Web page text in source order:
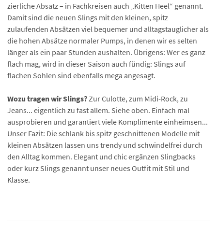
zierliche Absatz – in Fachkreisen auch „Kitten Heel“ genannt.
Damit sind die neuen Slings mit den kleinen, spitz
zulaufenden Absätzen viel bequemer und alltagstauglicher als
die hohen Absätze normaler Pumps, in denen wir es selten
länger als ein paar Stunden aushalten. Übrigens: Wer es ganz
flach mag, wird in dieser Saison auch fündig: Slings auf
flachen Sohlen sind ebenfalls mega angesagt.
Wozu tragen wir Slings? Zur Culotte, zum Midi-Rock, zu
Jeans... eigentlich zu fast allem. Siehe oben. Einfach mal
ausprobieren und garantiert viele Komplimente einheimsen...
Unser Fazit: Die schlank bis spitz geschnittenen Modelle mit
kleinen Absätzen lassen uns trendy und schwindelfrei durch
den Alltag kommen. Elegant und chic ergänzen Slingbacks
oder kurz Slings genannt unser neues Outfit mit Stil und
Klasse.